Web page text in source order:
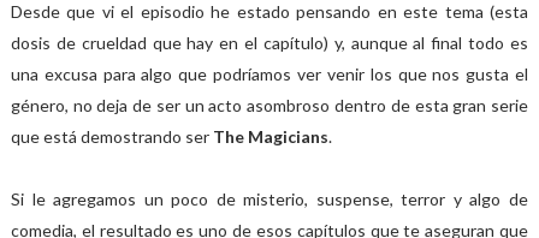
Desde que vi el episodio he estado pensando en este tema (esta
dosis de crueldad que hay en el capítulo) y, aunque al final todo es
una excusa para algo que podríamos ver venir los que nos gusta el
género, no deja de ser un acto asombroso dentro de esta gran serie
que está demostrando ser The Magicians.
Si le agregamos un poco de misterio, suspense, terror y algo de
comedia, el resultado es uno de esos capítulos que te aseguran que